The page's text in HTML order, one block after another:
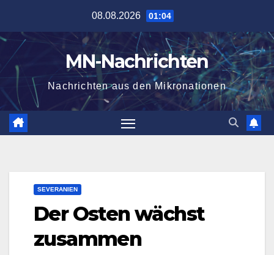
springen
08.08.2026 01:04
MN-Nachrichten
Nachrichten aus den Mikronationen
SEVERANIEN
Der Osten wächst
zusammen